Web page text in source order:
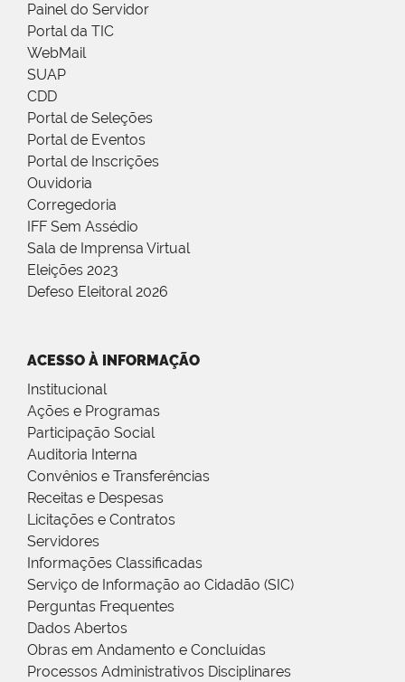
Painel do Servidor
Portal da TIC
WebMail
SUAP
CDD
Portal de Seleções
Portal de Eventos
Portal de Inscrições
Ouvidoria
Corregedoria
IFF Sem Assédio
Sala de Imprensa Virtual
Eleições 2023
Defeso Eleitoral 2026
ACESSO À INFORMAÇÃO
Institucional
Ações e Programas
Participação Social
Auditoria Interna
Convênios e Transferências
Receitas e Despesas
Licitações e Contratos
Servidores
Informações Classificadas
Serviço de Informação ao Cidadão (SIC)
Perguntas Frequentes
Dados Abertos
Obras em Andamento e Concluídas
Processos Administrativos Disciplinares